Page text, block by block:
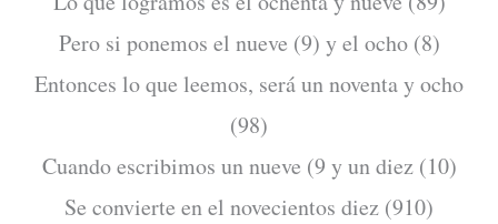
Pero si ponemos el nueve (9) y el ocho (8)
Entonces lo que leemos, será un noventa y ocho
(98)
Cuando escribimos un nueve (9 y un diez (10)
Se convierte en el novecientos diez (910)